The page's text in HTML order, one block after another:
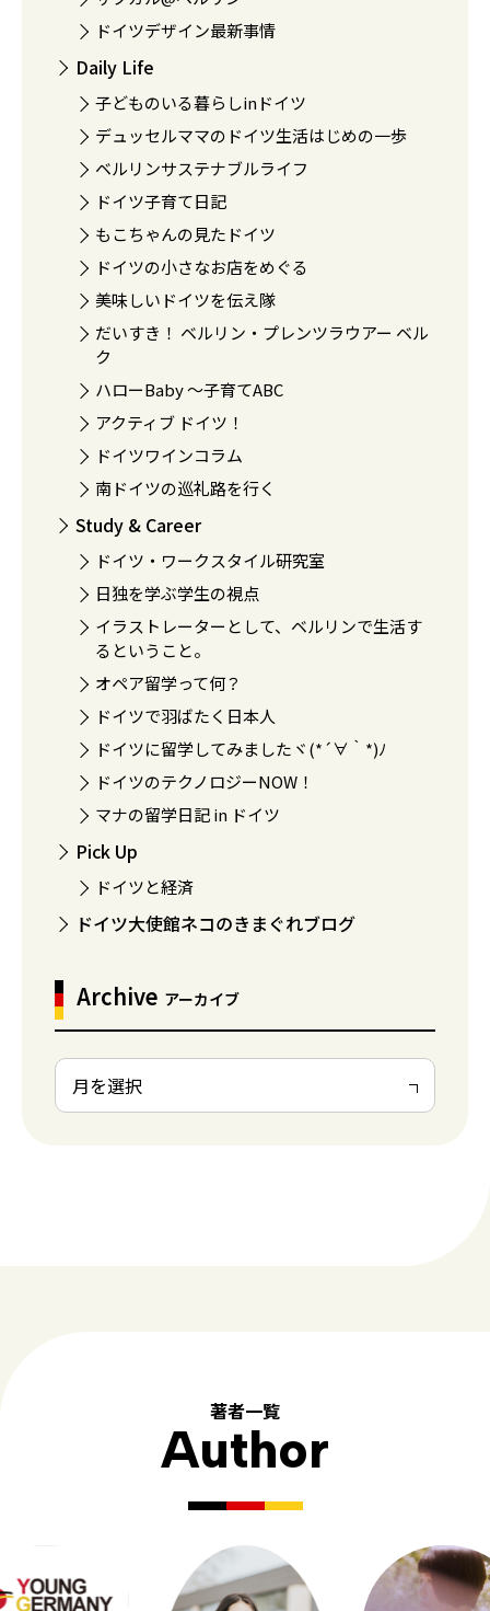
ドイツデザイン最新事情
Daily Life
子どものいる暮らしinドイツ
デュッセルママのドイツ生活はじめの一歩
ベルリンサステナブルライフ
ドイツ子育て日記
もこちゃんの見たドイツ
ドイツの小さなお店をめぐる
美味しいドイツを伝え隊
だいすき！ ベルリン・プレンツラウアー ベル
ク
ハローBaby 〜子育てABC
アクティブ ドイツ！
ドイツワインコラム
南ドイツの巡礼路を行く
Study & Career
ドイツ・ワークスタイル研究室
日独を学ぶ学生の視点
イラストレーターとして、ベルリンで生活す
るということ。
オペア留学って何？
ドイツで羽ばたく日本人
ドイツに留学してみましたヾ(*´∀｀*)ﾉ
ドイツのテクノロジーNOW！
マナの留学日記 in ドイツ
Pick Up
ドイツと経済
ドイツ大使館ネコのきまぐれブログ
Archive アーカイブ
著者一覧
Author